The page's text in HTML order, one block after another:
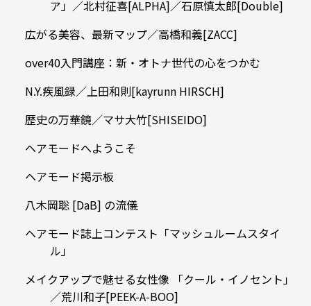
ア」／北村征喜[ALPHA]／石原慎太郎[Double]
広がる美容、最新マップ／高橋和義[ZACC]
over40入門講座：新・オトナ世代の心をつかむ
N.Y.疾風録／上田和則[kayrunn HIRSCH]
歴史の万華鏡／マサ大竹[SHISEIDO]
ヘアモードへようこそ
ヘアモード掲示板
八木岡聡 [DaB] の流儀
ヘアモード誌上コンテスト「マッシュルームスタイ
ル」
メイクアップで魅せる女性像 「クール・イノセント」
／荒川和子[PEEK-A-BOO]